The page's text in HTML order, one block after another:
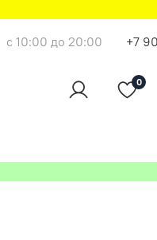
с 10:00 до 20:00 +7
0